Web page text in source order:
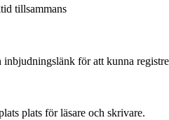
tillsammans
för att kunna
plats för läsare och skrivare.